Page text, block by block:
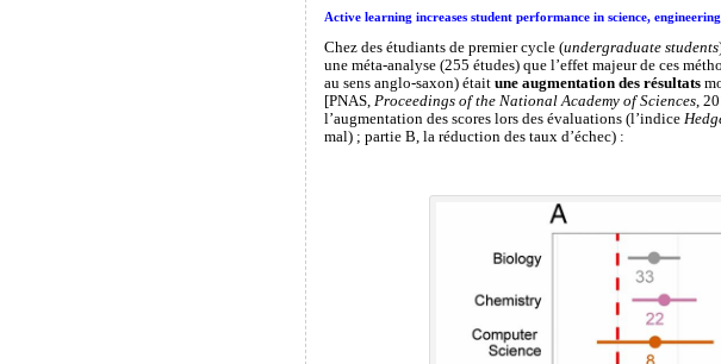
Active learning increases student performance in science,
Chez des étudiants de premier cycle (undergraduate students
une méta-analyse (255 études) que l’effet majeur de ces
au sens anglo-saxon) était une augmentation des résultats
[PNAS, Proceedings of the National Academy of Sciences,
l’augmentation des scores lors des évaluations (l’indice
mal) ; partie B, la réduction des taux d’échec) :